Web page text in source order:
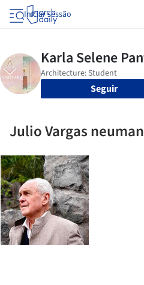
Iniciar sessão
Seguir
Julio Vargas neuman